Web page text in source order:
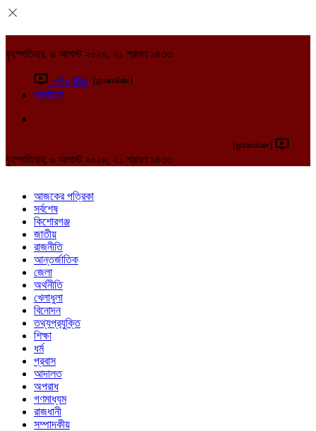
বৃহস্পতিবার, ৬ আগস্ট ২০২৬, ২১ শ্রাবণ ১৪৩৩
লাইভ টিভি [gtranslate]
আর্কাইভ
[gtranslate]
বৃহস্পতিবার, ৬ আগস্ট ২০২৬, ২১ শ্রাবণ ১৪৩৩
আজকের পত্রিকা
সর্বশেষ
কিশোরগঞ্জ
জাতীয়
রাজনীতি
আন্তর্জাতিক
জেলা
অর্থনীতি
খেলাধুলা
বিনোদন
তথ্যপ্রযুক্তি
শিক্ষা
ধর্ম
প্রবাস
আদালত
অপরাধ
গণমাধ্যম
রাজধানী
সম্পাদকীয়